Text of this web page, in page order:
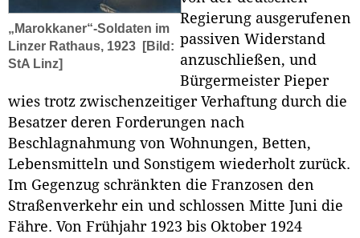
„Marokkaner“-Soldaten im
Linzer Rathaus, 1923
[Bild:
StA Linz]
Regierung ausgerufenen
passiven Widerstand
anzuschließen, und
Bürgermeister Pieper
wies trotz zwischenzeitiger Verhaftung durch die
Besatzer deren Forderungen nach
Beschlagnahmung von Wohnungen, Betten,
Lebensmitteln und Sonstigem wiederholt zurück.
Im Gegenzug schränkten die Franzosen den
Straßenverkehr ein und schlossen Mitte Juni die
Fähre. Von Frühjahr 1923 bis Oktober 1924